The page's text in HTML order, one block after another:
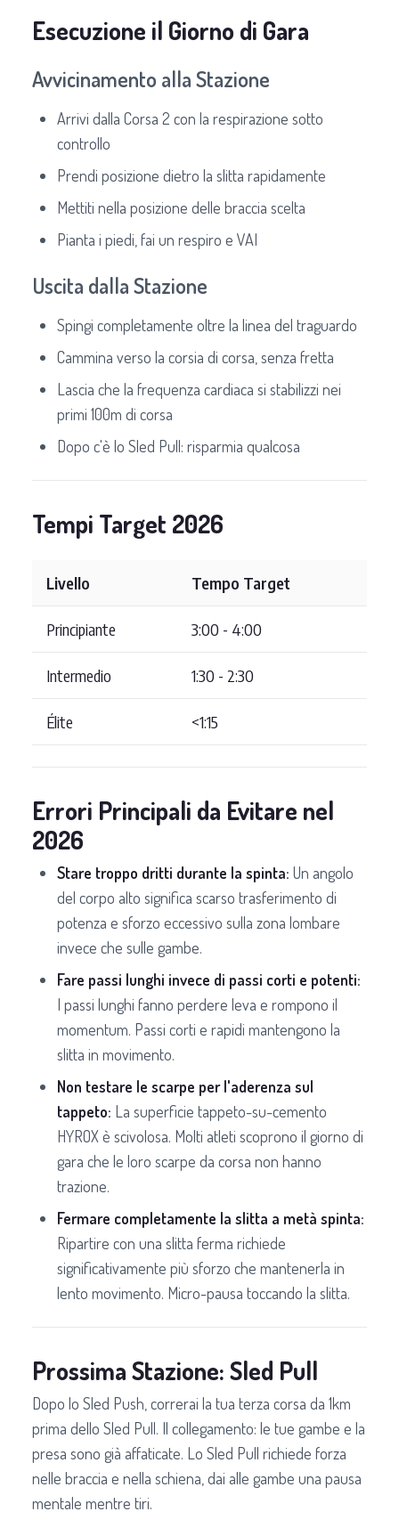
Esecuzione il Giorno di Gara
Avvicinamento alla Stazione
Arrivi dalla Corsa 2 con la respirazione sotto
controllo
Prendi posizione dietro la slitta rapidamente
Mettiti nella posizione delle braccia scelta
Pianta i piedi, fai un respiro e VAI
Uscita dalla Stazione
Spingi completamente oltre la linea del traguardo
Cammina verso la corsia di corsa, senza fretta
Lascia che la frequenza cardiaca si stabilizzi nei
primi 100m di corsa
Dopo c'è lo Sled Pull: risparmia qualcosa
Tempi Target 2026
Livello Tempo Target
Principiante 3:00 - 4:00
Intermedio 1:30 - 2:30
Élite <1:15
Errori Principali da Evitare nel
2026
Stare troppo dritti durante la spinta: Un angolo
del corpo alto significa scarso trasferimento di
potenza e sforzo eccessivo sulla zona lombare
invece che sulle gambe.
Fare passi lunghi invece di passi corti e potenti:
I passi lunghi fanno perdere leva e rompono il
momentum. Passi corti e rapidi mantengono la
slitta in movimento.
Non testare le scarpe per l'aderenza sul
tappeto: La superficie tappeto-su-cemento
HYROX è scivolosa. Molti atleti scoprono il giorno di
gara che le loro scarpe da corsa non hanno
trazione.
Fermare completamente la slitta a metà spinta:
Ripartire con una slitta ferma richiede
significativamente più sforzo che mantenerla in
lento movimento. Micro-pausa toccando la slitta.
Prossima Stazione: Sled Pull
Dopo lo Sled Push, correrai la tua terza corsa da 1km
prima dello Sled Pull. Il collegamento: le tue gambe e la
presa sono già affaticate. Lo Sled Pull richiede forza
nelle braccia e nella schiena, dai alle gambe una pausa
mentale mentre tiri.